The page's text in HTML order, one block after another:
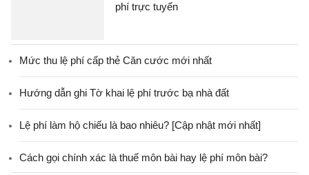
phí trực tuyến
Mức thu lệ phí cấp thẻ Căn cước mới nhất
Hướng dẫn ghi Tờ khai lệ phí trước bạ nhà đất
Lệ phí làm hộ chiếu là bao nhiêu? [Cập nhật mới nhất]
Cách gọi chính xác là thuế môn bài hay lệ phí môn bài?